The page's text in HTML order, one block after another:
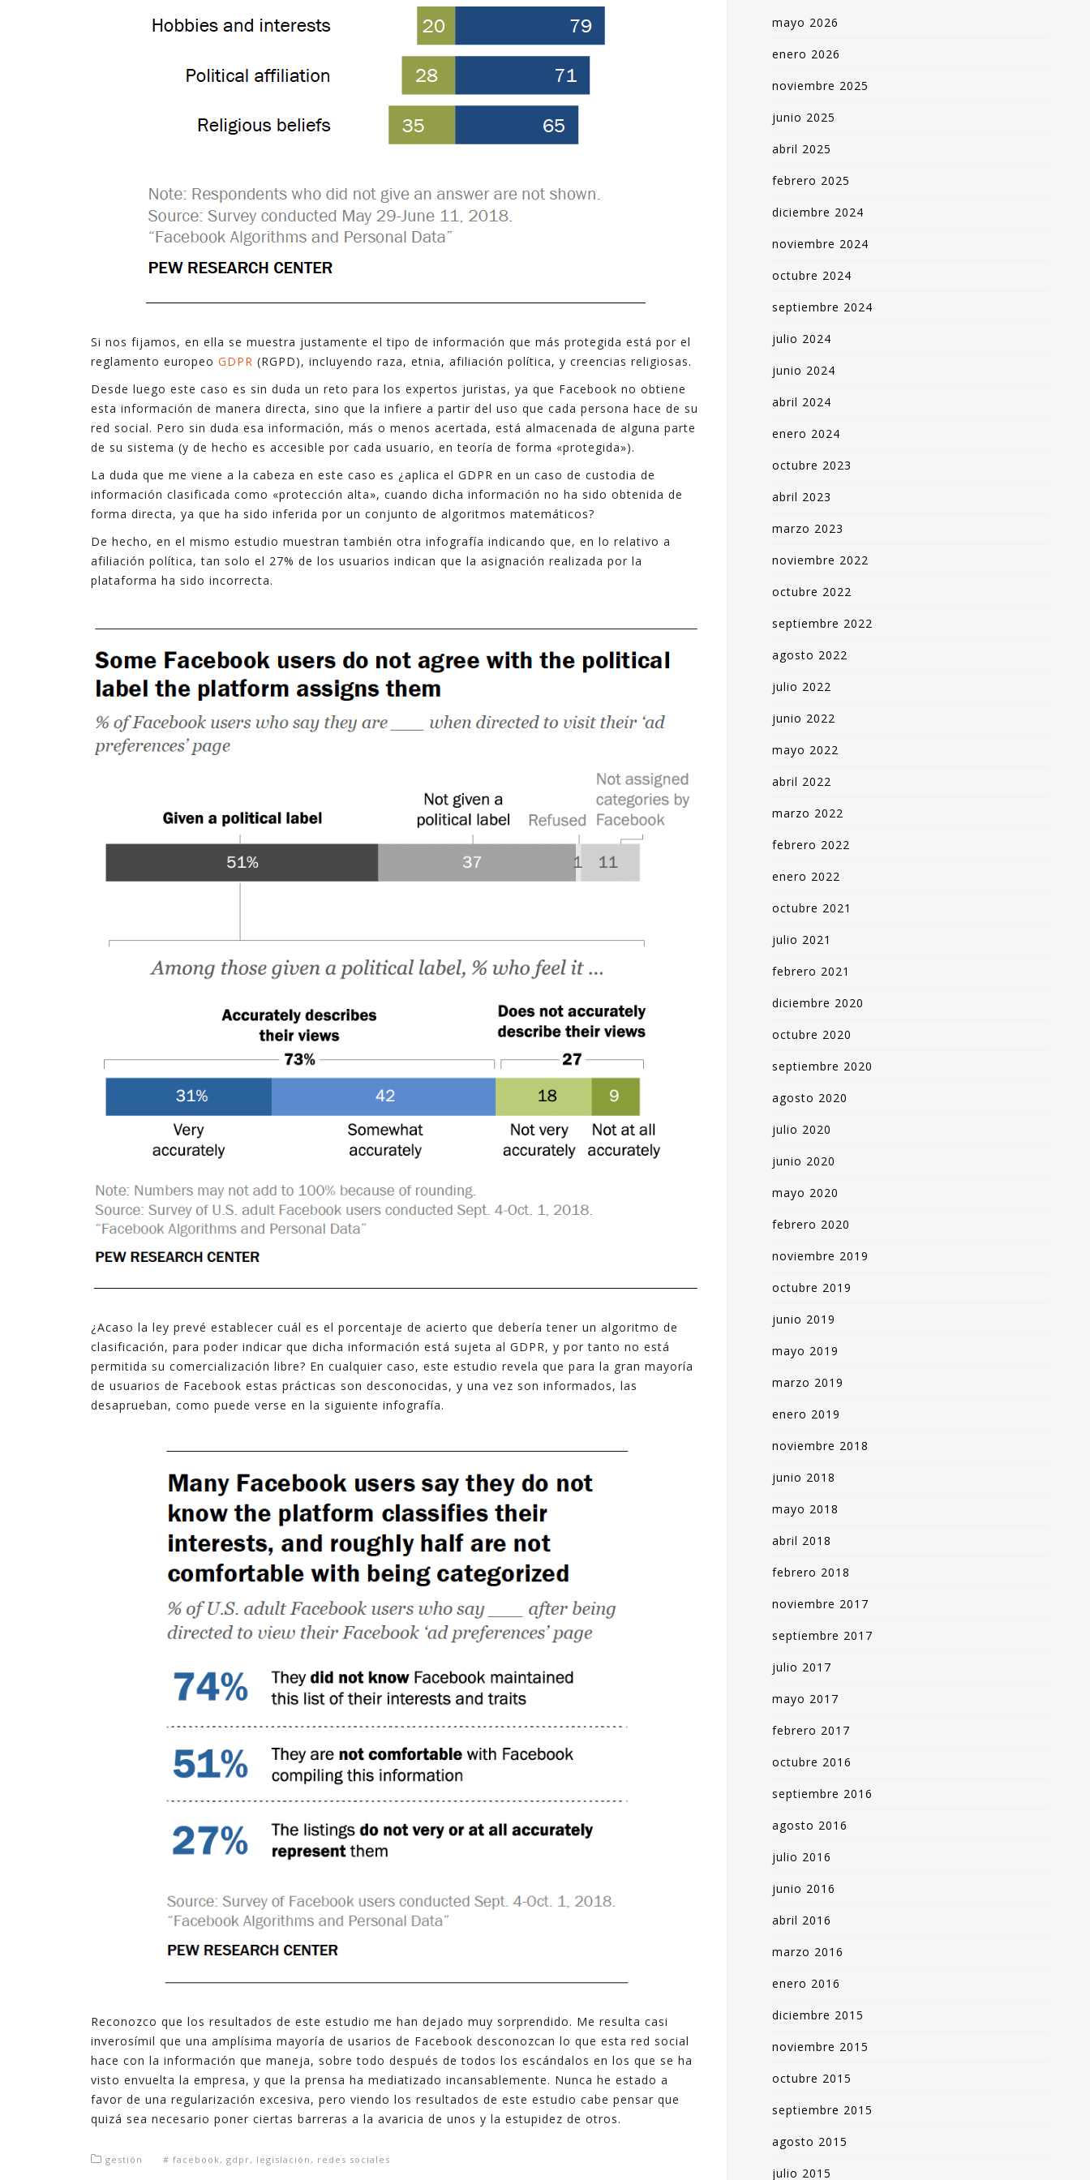
Si nos fijamos, en ella se muestra justamente el tipo de información que más protegida está por el
reglamento europeo GDPR (RGPD), incluyendo raza, etnia, afiliación política, y creencias religiosas.
Desde luego este caso es sin duda un reto para los expertos juristas, ya que Facebook no obtiene
esta información de manera directa, sino que la infiere a partir del uso que cada persona hace de su
red social. Pero sin duda esa información, más o menos acertada, está almacenada de alguna parte
de su sistema (y de hecho es accesible por cada usuario, en teoría de forma «protegida»).
La duda que me viene a la cabeza en este caso es ¿aplica el GDPR en un caso de custodia de
información clasificada como «protección alta», cuando dicha información no ha sido obtenida de
forma directa, ya que ha sido inferida por un conjunto de algoritmos matemáticos?
De hecho, en el mismo estudio muestran también otra infografía indicando que, en lo relativo a
afiliación política, tan solo el 27% de los usuarios indican que la asignación realizada por la
plataforma ha sido incorrecta.
¿Acaso la ley prevé establecer cuál es el porcentaje de acierto que debería tener un algoritmo de
clasificación, para poder indicar que dicha información está sujeta al GDPR, y por tanto no está
permitida su comercialización libre? En cualquier caso, este estudio revela que para la gran mayoría
de usuarios de Facebook estas prácticas son desconocidas, y una vez son informados, las
desaprueban, como puede verse en la siguiente infografía.
Reconozco que los resultados de este estudio me han dejado muy sorprendido. Me resulta casi
inverosímil que una amplísima mayoría de usarios de Facebook desconozcan lo que esta red social
hace con la información que maneja, sobre todo después de todos los escándalos en los que se ha
visto envuelta la empresa, y que la prensa ha mediatizado incansablemente. Nunca he estado a
favor de una regularización excesiva, pero viendo los resultados de este estudio cabe pensar que
quizá sea necesario poner ciertas barreras a la avaricia de unos y la estupidez de otros.
gestión # facebook, gdpr, legislación , redes sociales
mayo 2026
enero 2026
noviembre 2025
junio 2025
abril 2025
febrero 2025
diciembre 2024
noviembre 2024
octubre 2024
septiembre 2024
julio 2024
junio 2024
abril 2024
enero 2024
octubre 2023
abril 2023
marzo 2023
noviembre 2022
octubre 2022
septiembre 2022
agosto 2022
julio 2022
junio 2022
mayo 2022
abril 2022
marzo 2022
febrero 2022
enero 2022
octubre 2021
julio 2021
febrero 2021
diciembre 2020
octubre 2020
septiembre 2020
agosto 2020
julio 2020
junio 2020
mayo 2020
febrero 2020
noviembre 2019
octubre 2019
junio 2019
mayo 2019
marzo 2019
enero 2019
noviembre 2018
junio 2018
mayo 2018
abril 2018
febrero 2018
noviembre 2017
septiembre 2017
julio 2017
mayo 2017
febrero 2017
octubre 2016
septiembre 2016
agosto 2016
julio 2016
junio 2016
abril 2016
marzo 2016
enero 2016
diciembre 2015
noviembre 2015
octubre 2015
septiembre 2015
agosto 2015
julio 2015